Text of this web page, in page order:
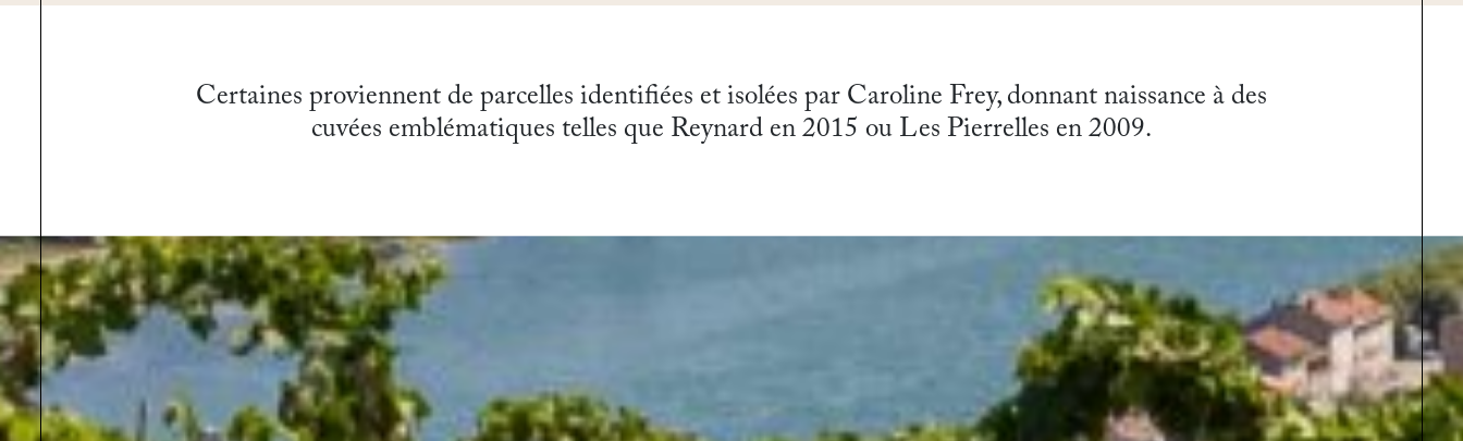
Certaines proviennent de parcelles identifiées et isolées par Caroline Frey, donnant naissance à des
cuvées emblématiques telles que Reynard en 2015 ou Les Pierrelles en 2009.